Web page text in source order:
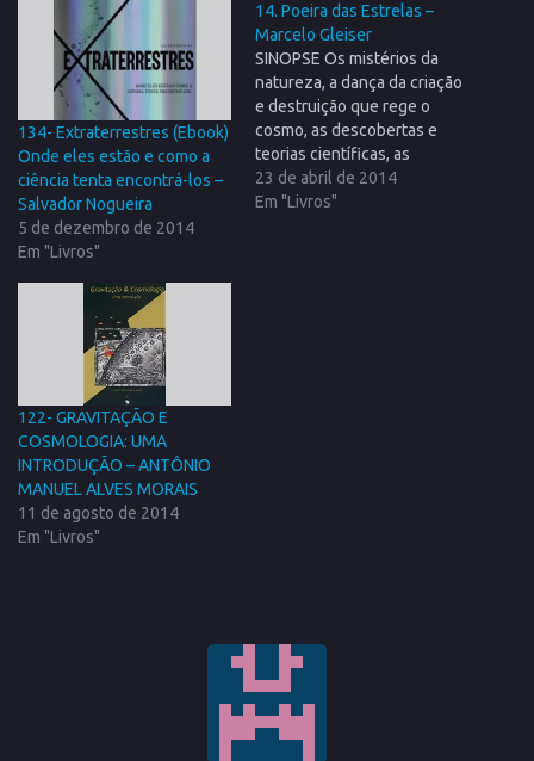
134- Extraterrestres (Ebook)
Onde eles estão e como a
ciência tenta encontrá-los –
Salvador Nogueira
5 de dezembro de 2014
Em "Livros"
14. Poeira das Estrelas –
Marcelo Gleiser
SINOPSE Os mistérios da
natureza, a dança da criação
e destruição que rege o
cosmo, as descobertas e
teorias científicas, as
invenções, os primórdios da
astronomia. As respostas da
23 de abril de 2014
Em "Livros"
122- GRAVITAÇÃO E
COSMOLOGIA: UMA
INTRODUÇÃO – ANTÔNIO
MANUEL ALVES MORAIS
11 de agosto de 2014
Em "Livros"